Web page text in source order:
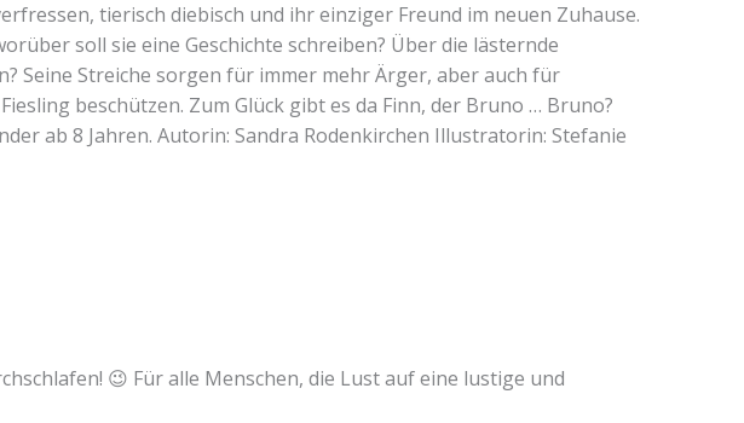
tierisch diebisch und ihr einziger Freund im neuen Zuhause.
soll sie eine Geschichte schreiben? Über die lästernde
Seine Streiche sorgen für immer mehr Ärger, aber auch für
beschützen. Zum Glück gibt es da Finn, der Bruno … Bruno?
ab 8 Jahren. Autorin: Sandra Rodenkirchen Illustratorin: Stefanie
😉 Für alle Menschen, die Lust auf eine lustige und